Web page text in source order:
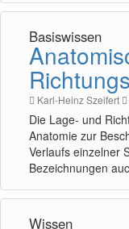
Basiswissen
Karl-Heinz Szeifert
Die Lage- und
Anatomie zur
Verlaufs einzelner
Bezeichnungen
Wissen